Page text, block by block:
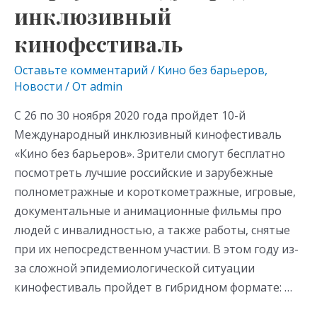
инклюзивный
кинофестиваль
Оставьте комментарий / Кино без барьеров,
Новости / От admin
С 26 по 30 ноября 2020 года пройдет 10-й
Международный инклюзивный кинофестиваль
«Кино без барьеров». Зрители смогут бесплатно
посмотреть лучшие российские и зарубежные
полнометражные и короткометражные, игровые,
документальные и анимационные фильмы про
людей с инвалидностью, а также работы, снятые
при их непосредственном участии. В этом году из-
за сложной эпидемиологической ситуации
кинофестиваль пройдет в гибридном формате: …